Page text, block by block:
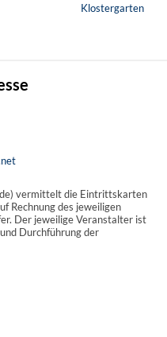
Klostergarten
vermittelt die Eintrittskarten
Rechnung des jeweiligen
Der jeweilige Veranstalter ist
Durchführung der